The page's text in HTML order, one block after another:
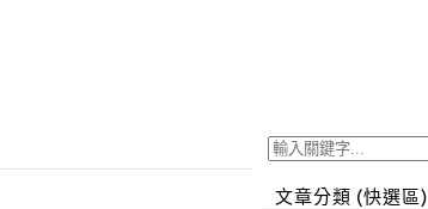
文章分類 (快選區)